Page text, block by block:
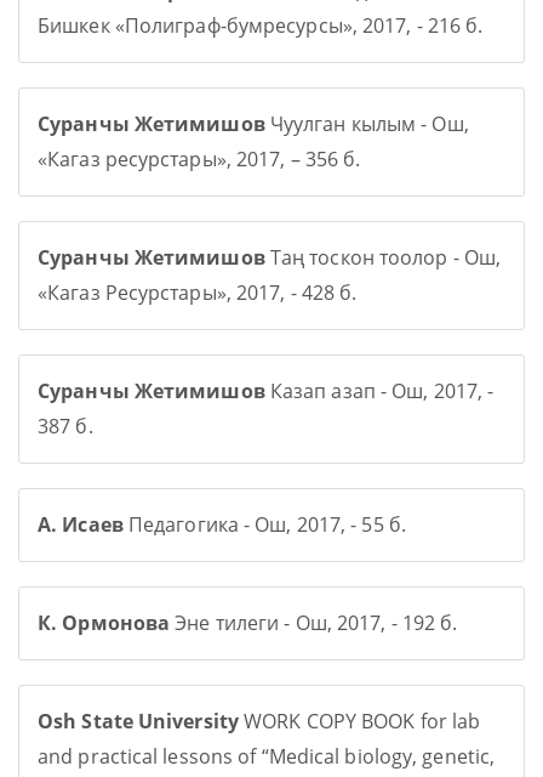
Бишкек «Полиграф-бумресурсы», 2017, - 216 б.
Суранчы ЖетимишовЧуулган кылым - Ош,
«Кагаз ресурстары», 2017, – 356 б.
Суранчы ЖетимишовТаң тоскон тоолор - Ош,
«Кагаз Ресурстары», 2017, - 428 б.
Суранчы ЖетимишовКазап азап - Ош, 2017, -
387 б.
А. ИсаевПедагогика - Ош, 2017, - 55 б.
К. Ормонова Эне тилеги - Ош, 2017, - 192 б.
Osh State UniversityWORK COPY BOOK for lab
and practical lessons of “Medical biology, genetic,